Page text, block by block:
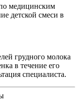
медицинским
детской смеси в
грудного молока
в течение его
специалиста.